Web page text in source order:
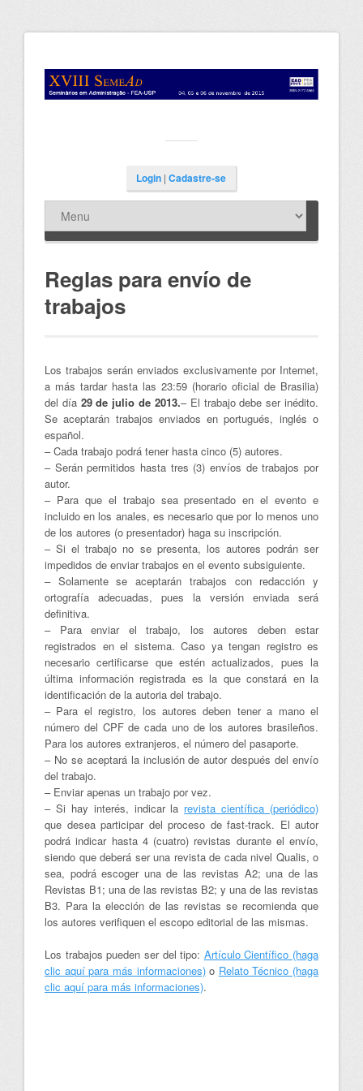
Login| Cadastre-se
Reglas para envío de
trabajos
Los trabajos serán enviados exclusivamente por Internet,
a más tardar hasta las 23:59 (horario oficial de Brasilia)
del día 29 de julio de 2013.– El trabajo debe ser inédito.
Se aceptarán trabajos enviados en portugués, inglés o
español.
– Cada trabajo podrá tener hasta cinco (5) autores.
– Serán permitidos hasta tres (3) envíos de trabajos por
autor.
– Para que el trabajo sea presentado en el evento e
incluido en los anales, es necesario que por lo menos uno
de los autores (o presentador) haga su inscripción.
– Si el trabajo no se presenta, los autores podrán ser
impedidos de enviar trabajos en el evento subsiguiente.
– Solamente se aceptarán trabajos con redacción y
ortografía adecuadas, pues la versión enviada será
definitiva.
– Para enviar el trabajo, los autores deben estar
registrados en el sistema. Caso ya tengan registro es
necesario certificarse que estén actualizados, pues la
última información registrada es la que constará en la
identificación de la autoria del trabajo.
– Para el registro, los autores deben tener a mano el
número del CPF de cada uno de los autores brasileños.
Para los autores extranjeros, el número del pasaporte.
– No se aceptará la inclusión de autor después del envío
del trabajo.
– Enviar apenas un trabajo por vez.
– Si hay interés, indicar la revista científica (periódico)
que desea participar del proceso de fast-track. El autor
podrá indicar hasta 4 (cuatro) revistas durante el envío,
siendo que deberá ser una revista de cada nivel Qualis, o
sea, podrá escoger una de las revistas A2; una de las
Revistas B1; una de las revistas B2; y una de las revistas
B3. Para la elección de las revistas se recomienda que
los autores verifiquen el escopo editorial de las mismas.
Los trabajos pueden ser del tipo: Artículo Científico (haga
clic aquí para más informaciones)o Relato Técnico (haga
clic aquí para más informaciones).